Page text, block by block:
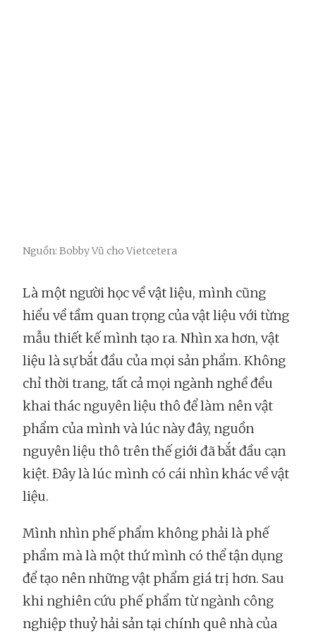
Nguồn: Bobby Vũ cho Vietcetera
Là một người học về vật liệu, mình cũng
hiểu về tầm quan trọng của vật liệu với từng
mẫu thiết kế mình tạo ra. Nhìn xa hơn, vật
liệu là sự bắt đầu của mọi sản phẩm. Không
chỉ thời trang, tất cả mọi ngành nghề đều
khai thác nguyên liệu thô để làm nên vật
phẩm của mình và lúc này đây, nguồn
nguyên liệu thô trên thế giới đã bắt đầu cạn
kiệt. Đây là lúc mình có cái nhìn khác về vật
liệu.
Mình nhìn phế phẩm không phải là phế
phẩm mà là một thứ mình có thể tận dụng
để tạo nên những vật phẩm giá trị hơn. Sau
khi nghiên cứu phế phẩm từ ngành công
nghiệp thuỷ hải sản tại chính quê nhà của